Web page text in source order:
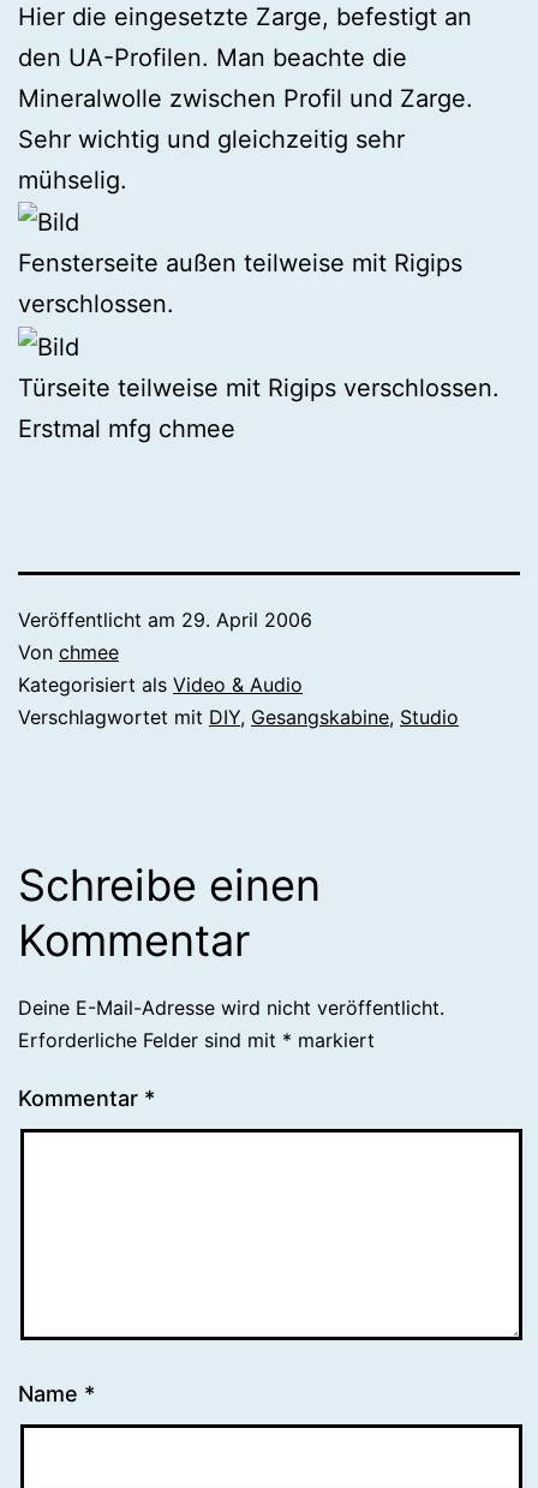
Hier die eingesetzte Zarge, befestigt an
den UA-Profilen. Man beachte die
Mineralwolle zwischen Profil und Zarge.
Sehr wichtig und gleichzeitig sehr
mühselig.
Fensterseite außen teilweise mit Rigips
verschlossen.
Türseite teilweise mit Rigips verschlossen.
Erstmal mfg chmee
Veröffentlicht am 29. April 2006
Von chmee
Kategorisiert als Video & Audio
Verschlagwortet mit DIY, Gesangskabine, Studio
Schreibe einen
Kommentar
Deine E-Mail-Adresse wird nicht veröffentlicht.
Erforderliche Felder sind mit * markiert
Kommentar *
Name *